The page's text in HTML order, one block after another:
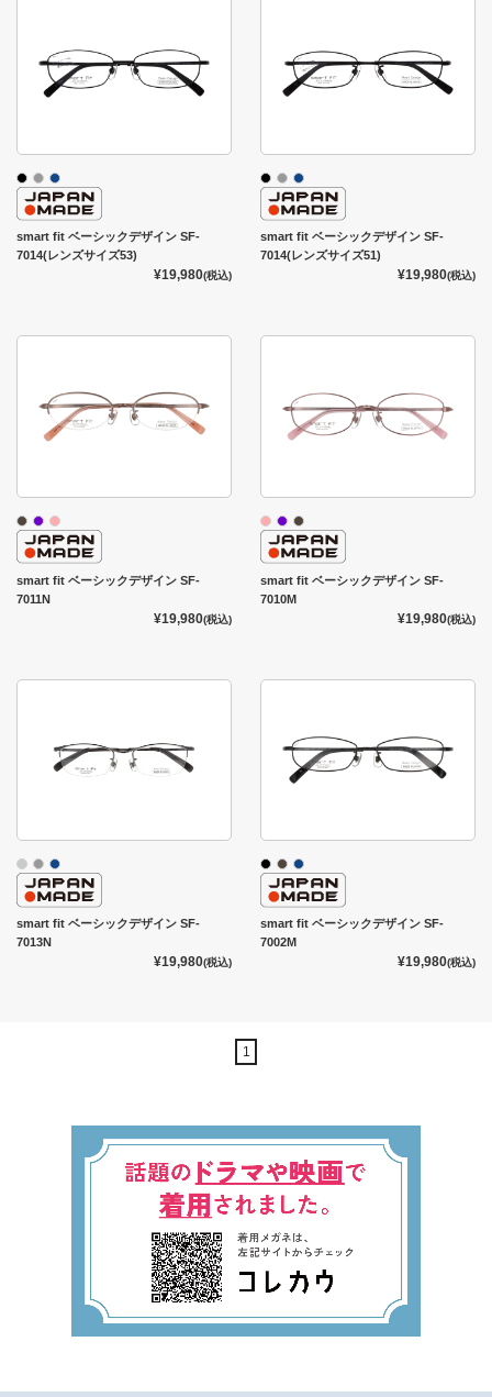
smart fit ベーシックデザイン SF-
7014(レンズサイズ53)
¥19,980(税込)
smart fit ベーシックデザイン SF-
7014(レンズサイズ51)
¥19,980(税込)
smart fit ベーシックデザイン SF-
7011N
¥19,980(税込)
smart fit ベーシックデザイン SF-
7010M
¥19,980(税込)
smart fit ベーシックデザイン SF-
7013N
¥19,980(税込)
smart fit ベーシックデザイン SF-
7002M
¥19,980(税込)
1